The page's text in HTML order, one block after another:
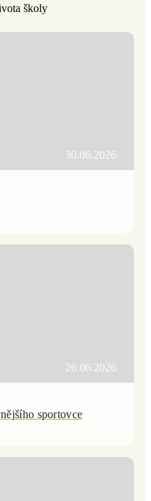
školy
30.06.2026
26.06.2026
sportovce